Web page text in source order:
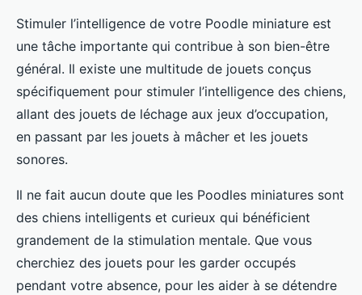
Stimuler l’intelligence de votre Poodle miniature est
une tâche importante qui contribue à son bien-être
général. Il existe une multitude de jouets conçus
spécifiquement pour stimuler l’intelligence des chiens,
allant des jouets de léchage aux jeux d’occupation,
en passant par les jouets à mâcher et les jouets
sonores.
Il ne fait aucun doute que les Poodles miniatures sont
des chiens intelligents et curieux qui bénéficient
grandement de la stimulation mentale. Que vous
cherchiez des jouets pour les garder occupés
pendant votre absence, pour les aider à se détendre